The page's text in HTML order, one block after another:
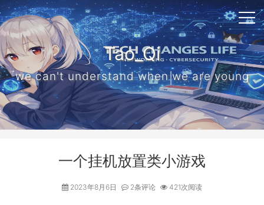
Tao_Qi
we can't understand when we are young
一个挂机放置类小游戏
2023年8月6日 2条评论 421次阅读